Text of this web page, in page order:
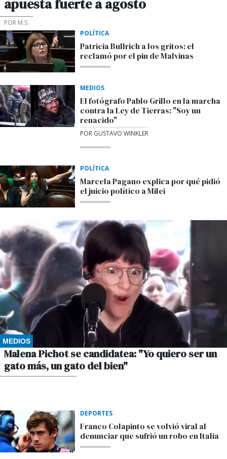
apuesta fuerte a agosto
POR M.S.
POLÍTICA
Patricia Bullrich a los gritos: el
reclamó por el pin de Malvinas
MEDIOS
El fotógrafo Pablo Grillo en la marcha
contra la Ley de Tierras: "Soy un
renacido"
POR GUSTAVO WINKLER
POLÍTICA
Marcela Pagano explica por qué pidió
el juicio político a Milei
MEDIOS
Malena Pichot se candidatea: "Yo quiero ser un
gato más, un gato del bien"
DEPORTES
Franco Colapinto se volvió viral al
denunciar que sufrió un robo en Italia